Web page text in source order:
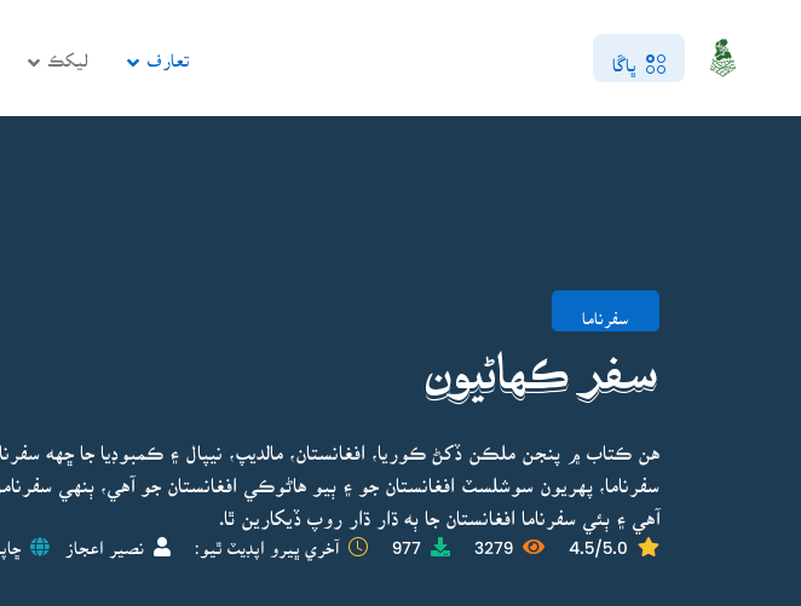
ڀاڱا تعارف ليکڪ
سفرناما
سفر ڪهاڻيون
هن ڪتاب ۾ پنجن ملڪن ڏکڻ ڪوريا، افغانستان، مالديپ، نيپال ۽ ڪمبوڊيا جا ڇهه
آهي ۽ ٻئي سفرناما افغانستان جا ٻه ڌار ڌار روپ ڏيکارين ٿا.
4.5/5.0
3279
977 آخري ڀيرو اپڊيٽ ٿيو: نصير اعجاز